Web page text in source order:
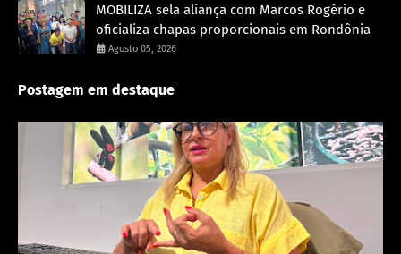
MOBILIZA sela aliança com Marcos Rogério e
oficializa chapas proporcionais em Rondônia
Agosto 05, 2026
Postagem em destaque